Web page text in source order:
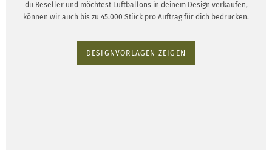
du Reseller und möchtest Luftballons in deinem Design verkaufen,
können wir auch bis zu 45.000 Stück pro Auftrag für dich bedrucken.
DESIGNVORLAGEN ZEIGEN